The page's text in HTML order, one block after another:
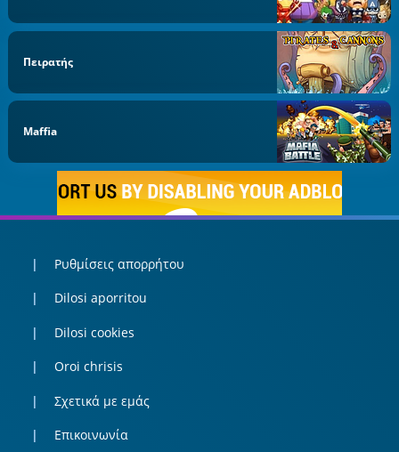
Πειρατής
Maffia
Ρυθμίσεις απορρήτου
Dilosi aporritou
Dilosi cookies
Oroi chrisis
Σχετικά με εμάς
Επικοινωνία